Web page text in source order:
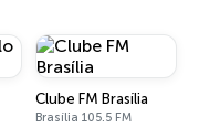
Clube FM Brasília
Brasília 105.5 FM